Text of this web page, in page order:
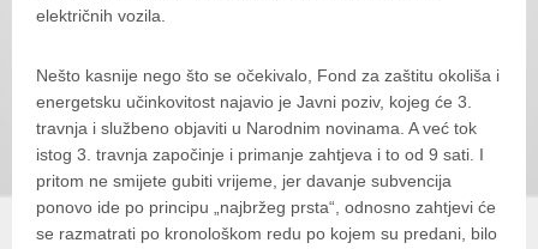
električnih vozila.
Nešto kasnije nego što se očekivalo, Fond za zaštitu okoliša i
energetsku učinkovitost najavio je Javni poziv, kojeg će 3.
travnja i službeno objaviti u Narodnim novinama. A već tok
istog 3. travnja započinje i primanje zahtjeva i to od 9 sati. I
pritom ne smijete gubiti vrijeme, jer davanje subvencija
ponovo ide po principu „najbržeg prsta“, odnosno zahtjevi će
se razmatrati po kronološkom redu po kojem su predani, bilo